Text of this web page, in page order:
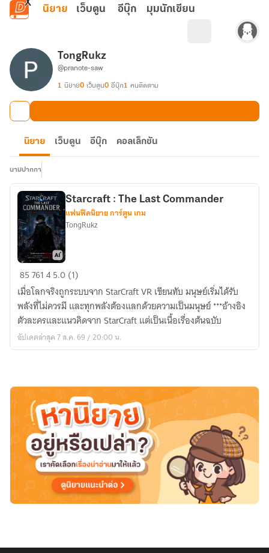
ข้ามไปยังเนื้อหาหลัก
นิยาย เว็บตูน อีบุ๊ก มุมนักเขียน
TongRukz
@pranote-saw
1 นิยาย0 เว็บตูน0 อีบุ๊ก1 คนติดตาม
นิยาย เว็บตูน อีบุ๊ก คอลเล็กชัน
นามปากกา
Starcraft
The
Last
Commander
Starcraft : The Last Commander
แฟนฟิคนิยาย การ์ตูน เกม
TongRukz
8576145.0 (1)
เมื่อโลกจริงถูกระบบจาก StarCraft VR เขียนทับ มนุษย์เริ่มได้รับ
พลังที่ไม่ควรมี และทุกพลังต้องแลกด้วยความเป็นมนุษย์ ***อ้างอิง
ตัวละครและแนวคิดจาก StarCraft แต่เป็นเนื้อเรื่องต้นฉบับ
อัปเดตล่าสุด 7 ส.ค. 69 / 20:00 น.